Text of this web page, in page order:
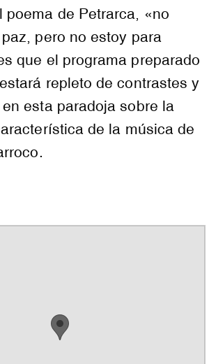
poema de Petrarca, «no
pero no estoy para
que el programa preparado
repleto de contrastes y
esta paradoja sobre la
de la música de